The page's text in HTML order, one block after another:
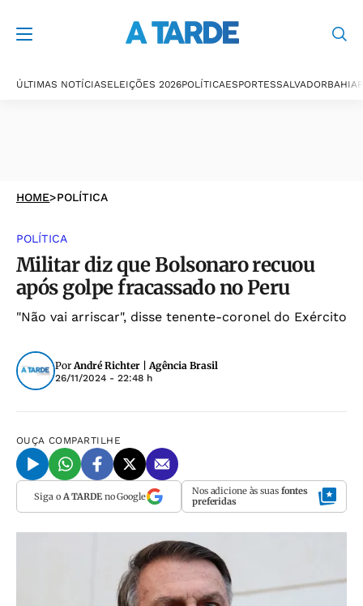
ÚLTIMAS NOTÍCIASELEIÇÕES 2026POLÍTICAESPORTESSALVADORBAHIA
HOME>POLÍTICA
POLÍTICA
Militar diz que Bolsonaro recuou
após golpe fracassado no Peru
"Não vai arriscar", disse tenente-coronel do Exército
PorAndré Richter | Agência Brasil
26/11/2024 - 22:48 h
OUÇA COMPARTILHE
Siga o A TARDEno Google Nos adicione às suas fontes
preferidas